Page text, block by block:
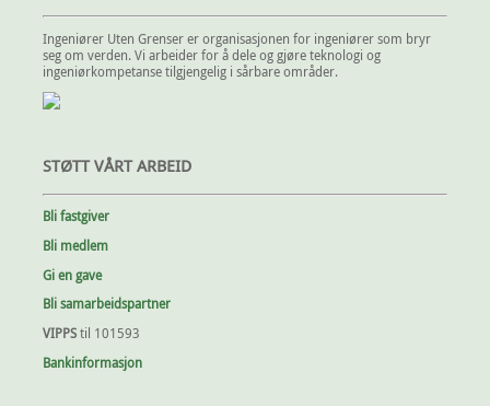
Ingeniører Uten Grenser er organisasjonen for ingeniører som bryr
seg om verden. Vi arbeider for å dele og gjøre teknologi og
ingeniørkompetanse tilgjengelig i sårbare områder.
STØTT VÅRT ARBEID
Bli fastgiver
Bli medlem
Gi en gave
Bli samarbeidspartner
VIPPS til 101593
Bankinformasjon